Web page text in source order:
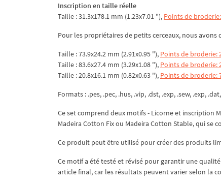
Inscription en taille réelle
Taille : 31.3x178.1 mm (1.23x7.01 "), Points de
Pour les propriétaires de petits cerceaux, nous
Taille : 73.9x24.2 mm (2.91x0.95 "), Points de broderie:
Taille : 83.6x27.4 mm (3.29x1.08 "), Points de broderie:
Taille : 20.8x16.1 mm (0.82x0.63 "), Points de broderie:
Formats : .pes, .pec, .hus, .vip, .dst, .exp, .sew, .exp,
Ce set comprend deux motifs - Licorne et inscription
Madeira Cotton Fix ou Madeira Cotton Stable, qui se
Ce produit peut être utilisé pour créer des produits
Ce motif a été testé et révisé pour garantir une
article final, car les résultats peuvent varier selon la